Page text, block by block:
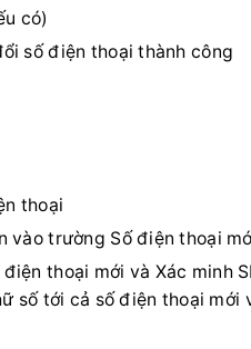
có)
số điện thoại thành công
thoại
vào trường Số điện thoại
thoại mới và Xác minh
số tới cả số điện thoại mới